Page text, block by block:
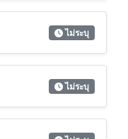
ไม่ระบุ
ไม่ระบุ